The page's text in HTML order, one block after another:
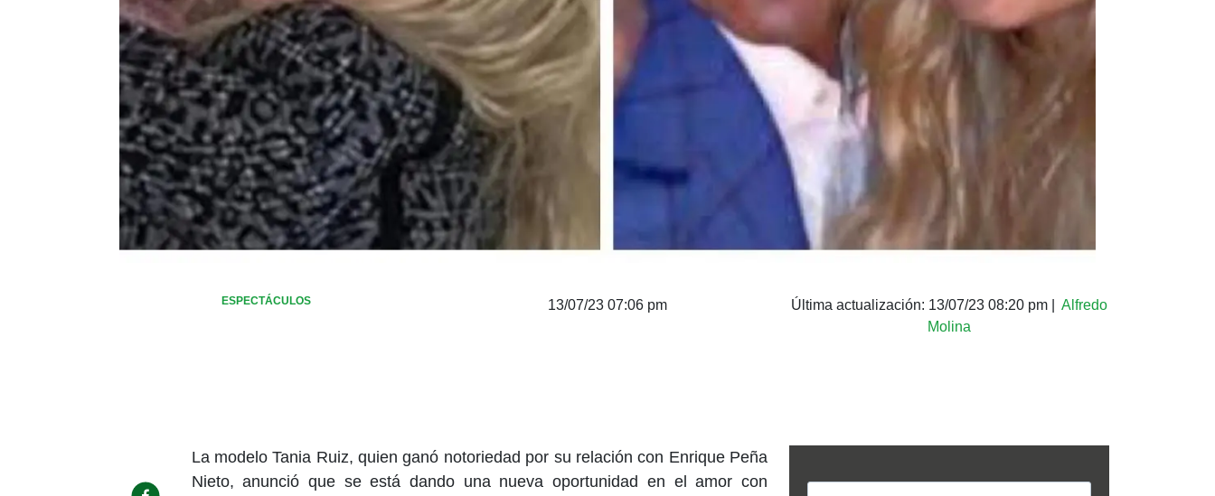
ESPECTÁCULOS 13/07/23 07:06 pm Última actualización: 13/07/23 08:20 pm
Alfredo
Molina
La modelo Tania Ruiz, quien ganó notoriedad por su relación con Enrique Peña
Nieto, anunció que se está dando una nueva oportunidad en el amor con